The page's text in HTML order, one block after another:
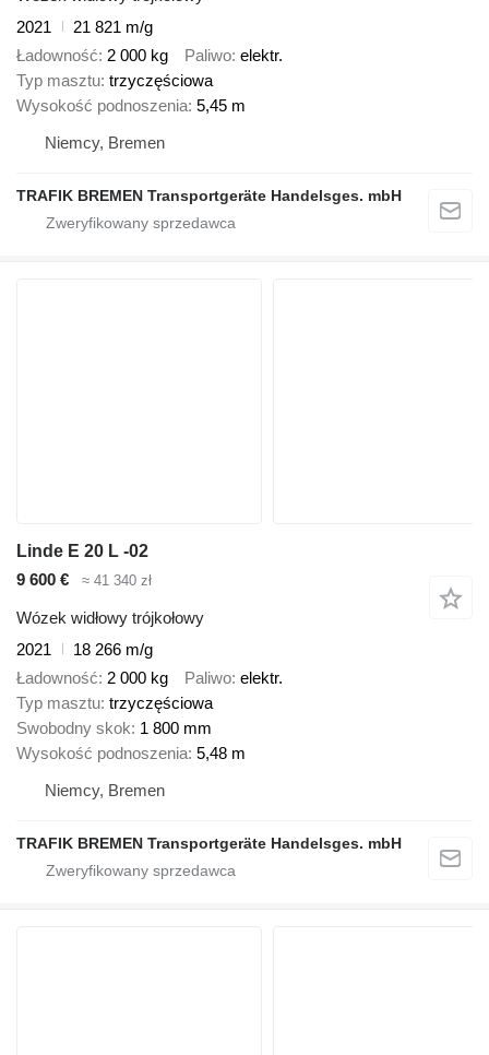
2021
21 821 m/g
Ładowność 2 000 kg Paliwo elektr.
Typ masztu trzyczęściowa
Wysokość podnoszenia 5,45 m
Niemcy, Bremen
TRAFIK BREMEN Transportgeräte Handelsges. mbH
Linde E 20 L -02
9 600 €
≈ 41 340 zł
Wózek widłowy trójkołowy
2021
18 266 m/g
Ładowność 2 000 kg Paliwo elektr.
Typ masztu trzyczęściowa
Swobodny skok 1 800 mm
Wysokość podnoszenia 5,48 m
Niemcy, Bremen
TRAFIK BREMEN Transportgeräte Handelsges. mbH